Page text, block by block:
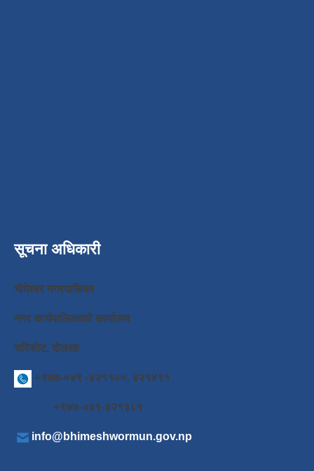
सूचना अधिकारी
भीमेश्वर नगरपालिका
नगर कार्यपालिकाको कार्यालय
चरिकोट, दोलखा
+९७७-०४९ -४२११००, ४२१४९१
+९७७-०४९-४२१३८१
info@bhimeshwormun.gov.np